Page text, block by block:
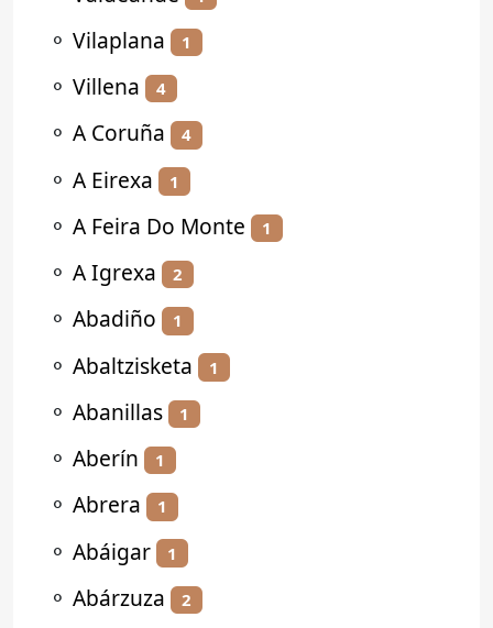
⚬ Vilaplana 1
⚬ Villena 4
⚬ A Coruña 4
⚬ A Eirexa 1
⚬ A Feira Do Monte 1
⚬ A Igrexa 2
⚬ Abadiño 1
⚬ Abaltzisketa 1
⚬ Abanillas 1
⚬ Aberín 1
⚬ Abrera 1
⚬ Abáigar 1
⚬ Abárzuza 2